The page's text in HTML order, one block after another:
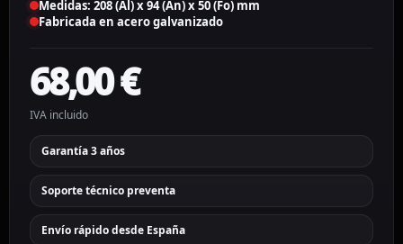
Medidas: 208 (Al) x 94 (An) x 50 (Fo) mm
Fabricada en acero galvanizado
68,00€
IVA incluido
Garantía 3 años
Soporte técnico preventa
Envío rápido desde España